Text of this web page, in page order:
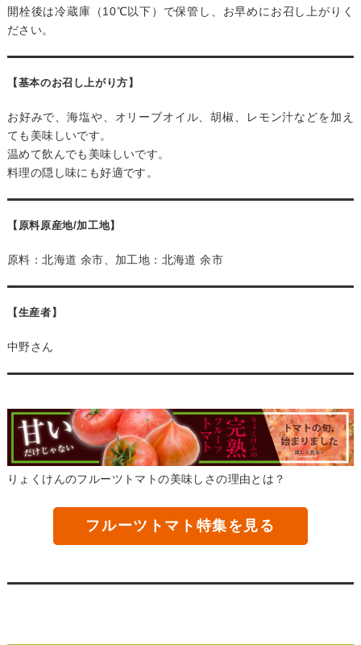
開栓後は冷蔵庫（10℃以下）で保管し、お早めにお召し上がりく
ださい。
【基本のお召し上がり方】
お好みで、海塩や、オリーブオイル、胡椒、レモン汁などを加え
ても美味しいです。
温めて飲んでも美味しいです。
料理の隠し味にも好適です。
【原料原産地/加工地】
原料：北海道 余市、加工地：北海道 余市
【生産者】
中野さん
りょくけんのフルーツトマトの美味しさの理由とは？
フルーツトマト特集を見る